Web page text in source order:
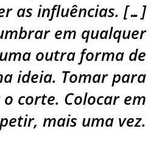
as influências. […]
em qualquer
outra forma de
ideia. Tomar para
corte. Colocar em
mais uma vez.